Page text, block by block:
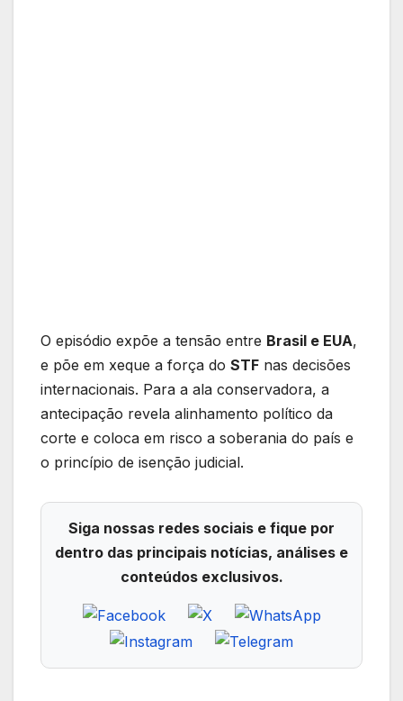
O episódio expõe a tensão entre Brasil e EUA,
e põe em xeque a força do STF nas decisões
internacionais. Para a ala conservadora, a
antecipação revela alinhamento político da
corte e coloca em risco a soberania do país e
o princípio de isenção judicial.
Siga nossas redes sociais e fique por
dentro das principais notícias, análises e
conteúdos exclusivos.